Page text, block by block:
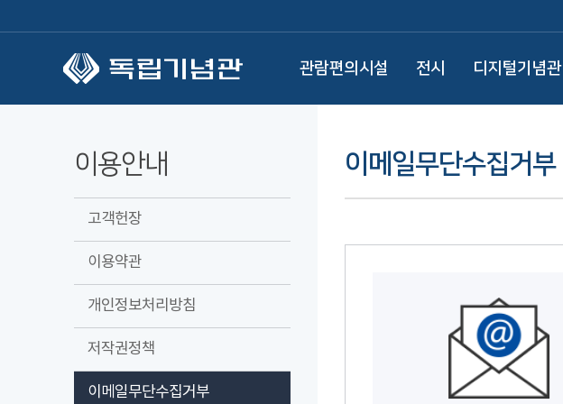
관람편의시설 전시 디지털기념관
이용안내
고객헌장
이용약관
개인정보처리방침
저작권정책
이메일무단수집거부
이메일무단수집거부